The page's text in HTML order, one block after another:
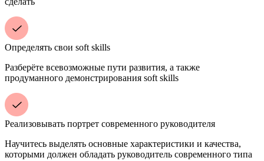
Определять свои soft skills
Разберёте всевозможные пути развития, а также
продуманного демонстрирования soft skills
Реализовывать портрет современного руководителя
Научитесь выделять основные характеристики и качества,
которыми должен обладать руководитель современного типа